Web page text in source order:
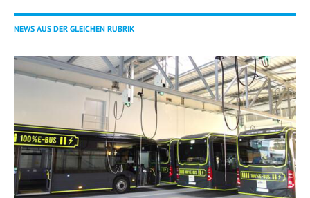
NEWS AUS DER GLEICHEN RUBRIK